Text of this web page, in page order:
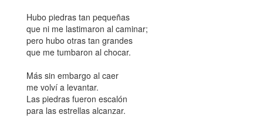
Hubo piedras tan pequeñas
que ni me lastimaron al caminar;
pero hubo otras tan grandes
que me tumbaron al chocar.
Más sin embargo al caer
me volví a levantar.
Las piedras fueron escalón
para las estrellas alcanzar.